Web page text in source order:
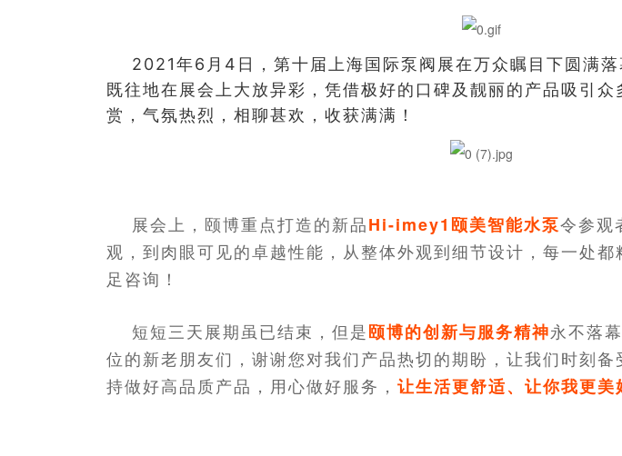
2021年6月4日，第十届上海国际泵阀展在万众瞩目下圆满落
既往地在展会上大放异彩，凭借极好的口碑及靓丽的产品吸引
赏，气氛热烈，相聊甚欢，收获满满！
展会上，颐博重点打造的新品Hi-imey1颐美智能水泵令参观
观，到肉眼可见的卓越性能，从整体外观到细节设计，每一处
足咨询！
短短三天展期虽已结束，但是颐博的创新与服务精神永不落
位的新老朋友们，谢谢您对我们产品热切的期盼，让我们时刻
持做好高品质产品，用心做好服务， 让生活更舒适、让你我更美